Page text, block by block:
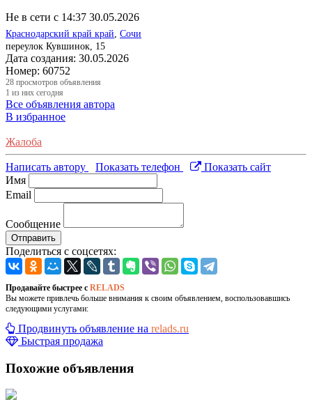
Не в сети с 14:37 30.05.2026
Краснодарский край край Сочи
переулок Кувшинок, 15
Дата создания: 30.05.2026
Номер: 60752
28 просмотров объявления
1 из них сегодня
Все объявления автора
В избранное
Жалоба
Написать автору Показать телефон
Показать сайт
Имя
Email
Сообщение
Отправить
Поделиться с соцсетях:
Продавайте быстрее с RELADS
Вы можете привлечь больше внимания к своим объявлением, воспользовавшись
следующими услугами:
Продвинуть объявление на relads.ru
Быстрая продажа
Похожие объявления